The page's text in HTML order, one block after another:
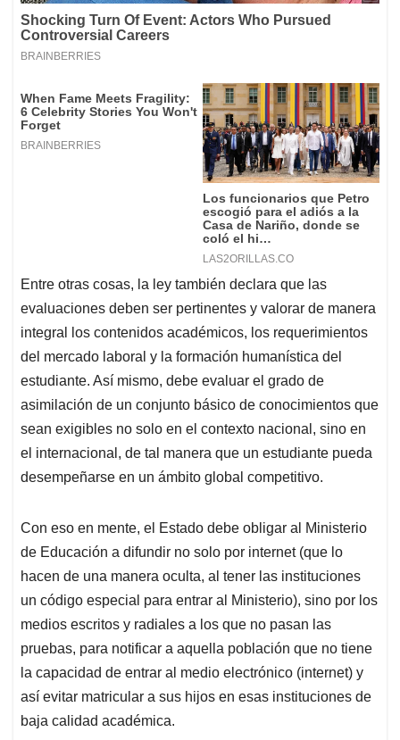
Entre otras cosas, la ley también declara que las
evaluaciones deben ser pertinentes y valorar de manera
integral los contenidos académicos, los requerimientos
del mercado laboral y la formación humanística del
estudiante. Así mismo, debe evaluar el grado de
asimilación de un conjunto básico de conocimientos que
sean exigibles no solo en el contexto nacional, sino en
el internacional, de tal manera que un estudiante pueda
desempeñarse en un ámbito global competitivo.
Con eso en mente, el Estado debe obligar al Ministerio
de Educación a difundir no solo por internet (que lo
hacen de una manera oculta, al tener las instituciones
un código especial para entrar al Ministerio), sino por los
medios escritos y radiales a los que no pasan las
pruebas, para notificar a aquella población que no tiene
la capacidad de entrar al medio electrónico (internet) y
así evitar matricular a sus hijos en esas instituciones de
baja calidad académica.